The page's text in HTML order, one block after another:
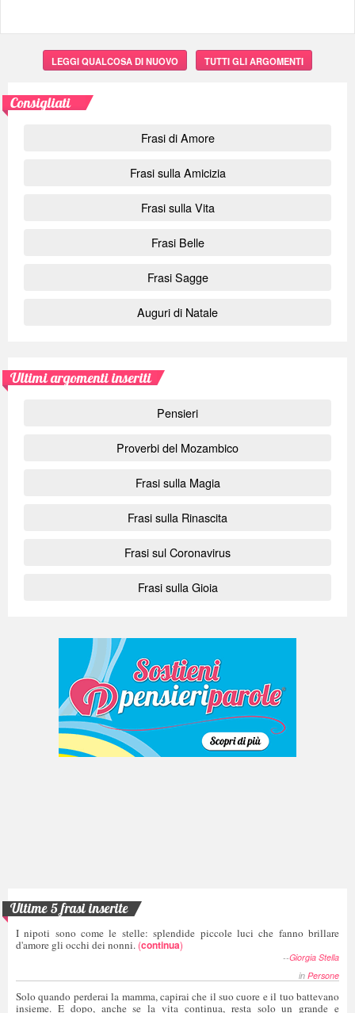
LEGGI QUALCOSA DI NUOVO TUTTI GLI ARGOMENTI
Consigliati
Frasi di Amore
Frasi sulla Amicizia
Frasi sulla Vita
Frasi Belle
Frasi Sagge
Auguri di Natale
Ultimi argomenti inseriti
Pensieri
Proverbi del Mozambico
Frasi sulla Magia
Frasi sulla Rinascita
Frasi sul Coronavirus
Frasi sulla Gioia
Ultime 5 frasi inserite
I nipoti sono come le stelle: splendide piccole luci che fanno brillare
d'amore gli occhi dei nonni. (continua)
--Giorgia Stella
in Persone
Solo quando perderai la mamma, capirai che il suo cuore e il tuo battevano
insieme. E dopo, anche se la vita continua, resta solo un grande e